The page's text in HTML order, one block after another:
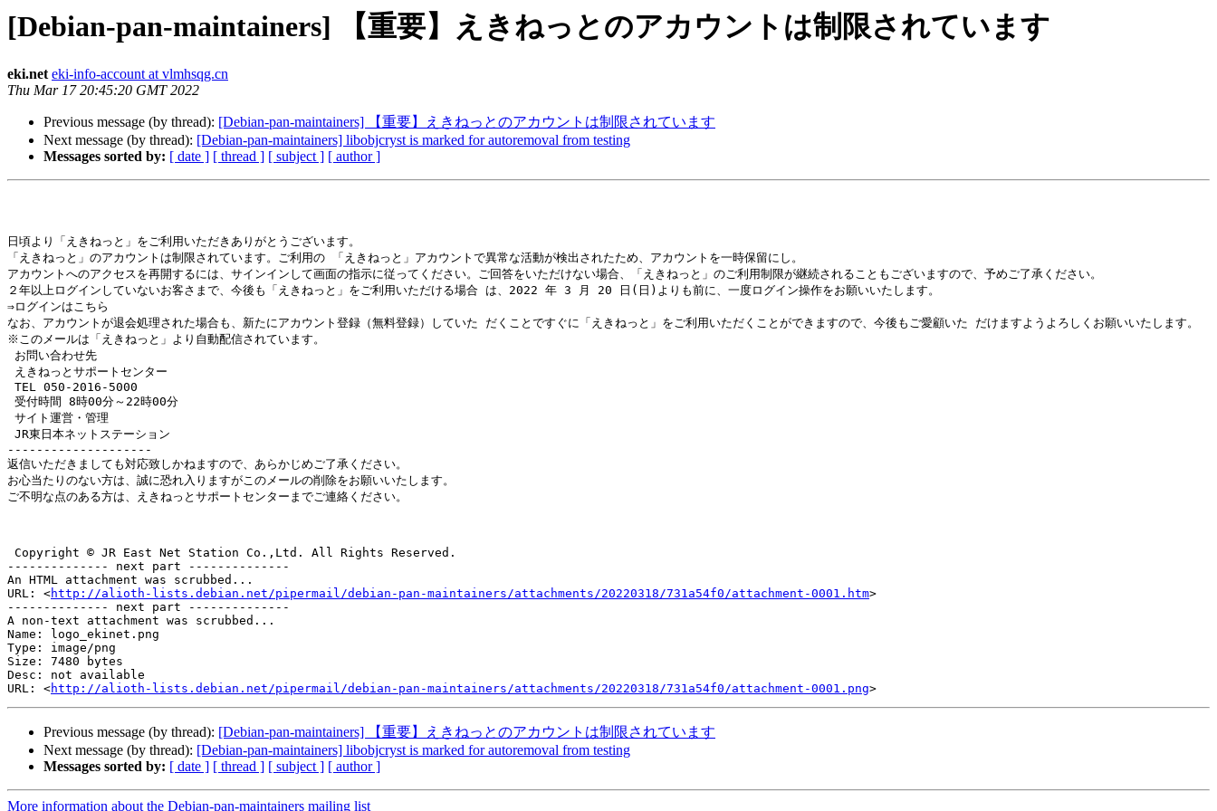
[Debian-pan-maintainers] 【重要】えきねっとのアカウントは制限されています
eki.net eki-info-account at vlmhsqg.cn
Thu Mar 17 20:45:20 GMT 2022
Previous message (by thread): [Debian-pan-maintainers] 【重要】えきねっとのアカウントは制限されています
Next message (by thread): [Debian-pan-maintainers] libobjcryst is marked for autoremoval from testing
Messages sorted by: [ date ] [ thread ] [ subject ] [ author ]
日頃より「えきねっと」をご利用いただきありがとうございます。
「えきねっと」のアカウントは制限されています。ご利用の 「えきねっと」アカウントで異常な活動が検出されたため、アカウントを一時保留にし。
アカウントへのアクセスを再開するには、サインインして画面の指示に従ってください。ご回答をいただけない場合、「えきねっと」のご利用制限が継続されることもございますので、予めご了承ください。
２年以上ログインしていないお客さまで、今後も「えきねっと」をご利用いただける場合 は、2022 年 3 月 20 日(日)よりも前に、一度ログイン操作をお願いいたします。
⇒ログインはこちら
なお、アカウントが退会処理された場合も、新たにアカウント登録（無料登録）していた だくことですぐに「えきねっと」をご利用いただくことができますので、今後もご愛顧いた だけますようよろしくお願いいたします。
※このメールは「えきねっと」より自動配信されています。
--------------------
返信いただきましても対応致しかねますので、あらかじめご了承ください。
お心当たりのない方は、誠に恐れ入りますがこのメールの削除をお願いいたします。
ご不明な点のある方は、えきねっとサポートセンターまでご連絡ください。
-------------- next part --------------
An HTML attachment was scrubbed...
URL: <http://alioth-lists.debian.net/pipermail/debian-pan-maintainers/attachments/20220318/731a54f0/attachment-0001.htm>
-------------- next part --------------
A non-text attachment was scrubbed...
Name: logo_ekinet.png
Type: image/png
Size: 7480 bytes
Desc: not available
URL: <http://alioth-lists.debian.net/pipermail/debian-pan-maintainers/attachments/20220318/731a54f0/attachment-0001.png
Previous message (by thread): [Debian-pan-maintainers] 【重要】えきねっとのアカウントは制限されています
Next message (by thread): [Debian-pan-maintainers] libobjcryst is marked for autoremoval from testing
Messages sorted by: [ date ] [ thread ] [ subject ] [ author ]
More information about the Debian-pan-maintainers mailing list